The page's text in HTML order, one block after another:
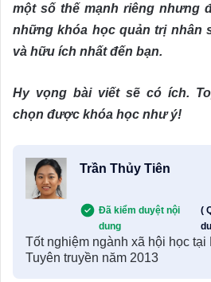
một số thế mạnh riêng nhưng
những khóa học quản trị nhân
và hữu ích nhất đến bạn.
Hy vọng bài viết sẽ có ích.
chọn được khóa học như ý!
Trần Thủy Tiên
Đã kiểm duyệt nội
dung
(
Tốt nghiệm ngành xã hội học tại
Tuyên truyền năm 2013